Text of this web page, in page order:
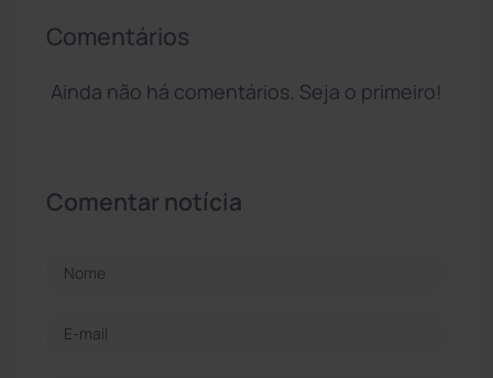
Comentários
Ainda não há comentários. Seja o primeiro!
Comentar notícia